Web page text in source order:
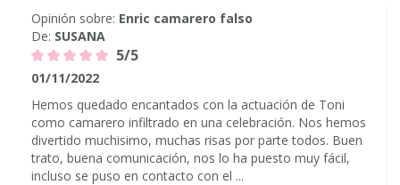
Opinión sobre: Enric camarero falso
De: SUSANA
5/5
01/11/2022
Hemos quedado encantados con la actuación de Toni
como camarero infiltrado en una celebración. Nos hemos
divertido muchisimo, muchas risas por parte todos. Buen
trato, buena comunicación, nos lo ha puesto muy fácil,
incluso se puso en contacto con el ...